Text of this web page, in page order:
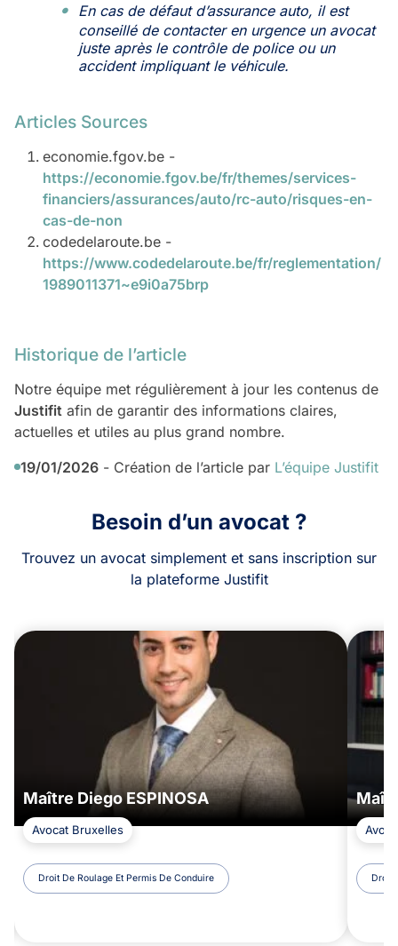
En cas de défaut d’assurance auto, il est
conseillé de contacter en urgence un avocat
juste après le contrôle de police ou un
accident impliquant le véhicule.
Articles Sources
economie.fgov.be -
https://economie.fgov.be/fr/themes/services-
financiers/assurances/auto/rc-auto/risques-en-
cas-de-non
codedelaroute.be -
https://www.codedelaroute.be/fr/reglementation/
1989011371~e9i0a75brp
Historique de l’article
Notre équipe met régulièrement à jour les contenus de
Justifit afin de garantir des informations claires,
actuelles et utiles au plus grand nombre.
19/01/2026 - Création de l’article par L’équipe Justifit
Besoin d’un avocat ?
Trouvez un avocat simplement et sans inscription sur
la plateforme Justifit
Maître Diego ESPINOSA
Avocat Bruxelles
Droit De Roulage Et Permis De Conduire Droit